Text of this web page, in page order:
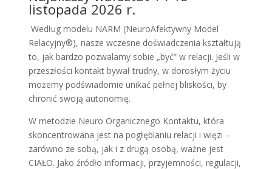
listopada 2026 r.
Według modelu NARM (NeuroAfektywny Model
Relacyjny®), nasze wczesne doświadczenia kształtują
to, jak bardzo pozwalamy sobie „być” w relacji. Jeśli w
przeszłości kontakt bywał trudny, w dorosłym życiu
możemy podświadomie unikać pełnej bliskości, by
chronić swoją autonomię.
W metodzie Neuro Organicznego Kontaktu, która
skoncentrowana jest na pogłębianiu relacji i więzi –
zarówno ze sobą, jak i z drugą osobą, ważne jest
CIAŁO. Jako źródło informacji, przyjemności, regulacji,